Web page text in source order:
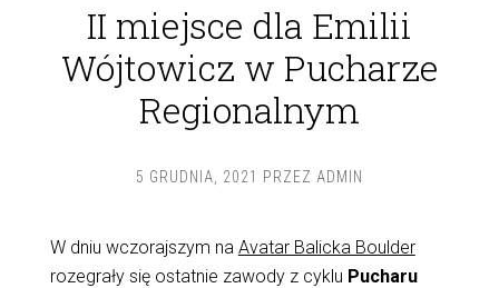
II miejsce dla Emilii
Wójtowicz w Pucharze
Regionalnym
5 GRUDNIA, 2021 PRZEZ ADMIN
W dniu wczorajszym na Avatar Balicka Boulder
rozegrały się ostatnie zawody z cyklu Pucharu